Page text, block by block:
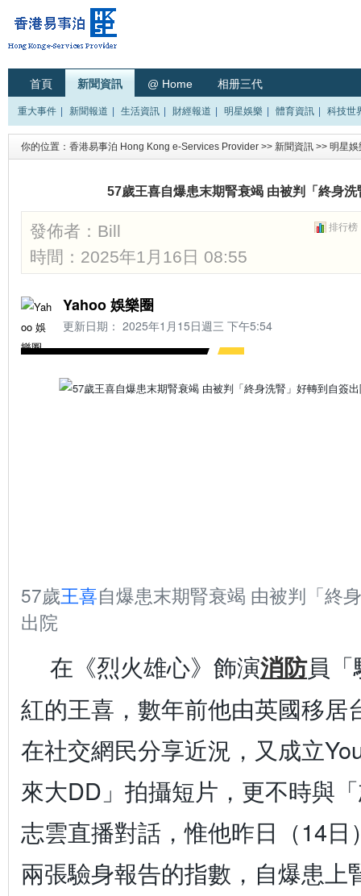
首頁 新聞資訊 @ Home 相册三代
重大事件 新聞報道 生活資訊 財經報道 明星娛樂 體育資訊 科技世
你的位置： 香港易事泊 Hong Kong e-Services Provider >> 新聞資訊 >> 明星娛
57歲王喜自爆患末期腎衰竭 由被判「終身
排行榜
發佈者： Bill
時間：2025年1月16日 08:55
Yahoo 娛樂圈
更新日期： 2025年1月15日週三 下午5:54
57歲王喜自爆患末期腎衰竭 由被判「終
出院
在《烈火雄心》飾演消防員「
紅的王喜，數年前他由英國移居
在社交網民分享近況，又成立
來大DD」拍攝短片，更不時與
志雲直播對話，惟他昨日（14日
兩張驗身報告的指數，自爆患上